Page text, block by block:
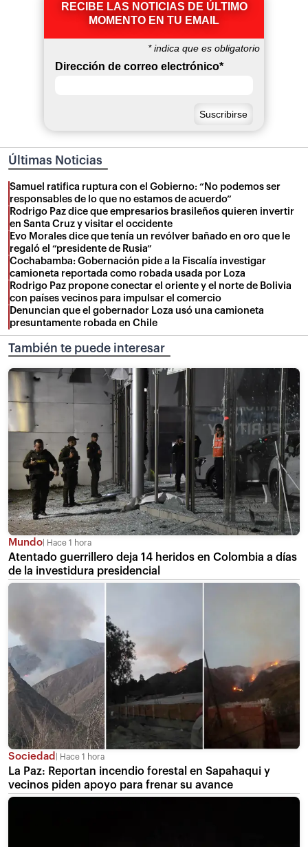
RECIBE LAS NOTICIAS DE ÚLTIMO
MOMENTO EN TU EMAIL
*indica que es obligatorio
Dirección de correo electrónico*
Últimas Noticias
Samuel ratifica ruptura con el Gobierno: “No podemos ser
responsables de lo que no estamos de acuerdo”
Rodrigo Paz dice que empresarios brasileños quieren invertir
en Santa Cruz y visitar el occidente
Evo Morales dice que tenía un revólver bañado en oro que le
regaló el “presidente de Rusia”
Cochabamba: Gobernación pide a la Fiscalía investigar
camioneta reportada como robada usada por Loza
Rodrigo Paz propone conectar el oriente y el norte de Bolivia
con países vecinos para impulsar el comercio
Denuncian que el gobernador Loza usó una camioneta
presuntamente robada en Chile
También te puede interesar
Mundo Hace 1 hora
Atentado guerrillero deja 14 heridos en Colombia a días
de la investidura presidencial
Sociedad Hace 1 hora
La Paz: Reportan incendio forestal en Sapahaqui y
vecinos piden apoyo para frenar su avance